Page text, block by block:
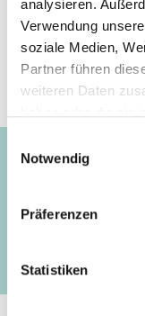
analysieren.
Verwendung
soziale Medien,
Partner führen
weiteren Daten
Notwendig
Präferenzen
Statistiken
initiative.com/
Projekt
aquatischen